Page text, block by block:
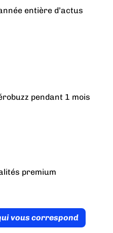
entière d’actus
pendant 1 mois
premium
vous correspond